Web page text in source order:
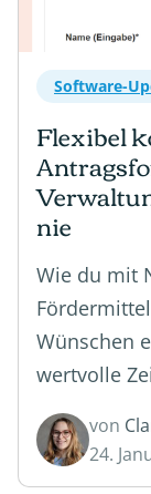
Software-
Flexibel
nie
Wie du mit
Wünschen
wertvolle
von
24.